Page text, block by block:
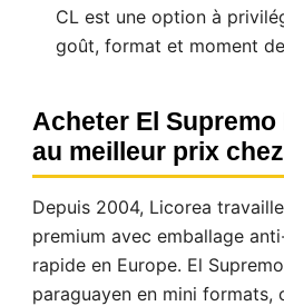
CL est une option à
goût, format et moment
Acheter El Supremo
au meilleur prix
Depuis 2004, Licorea
premium avec emballage
rapide en Europe. El
paraguayen en mini formats,